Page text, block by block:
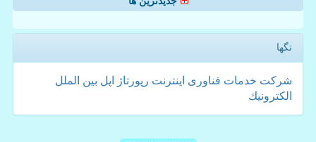
تگها
شركت خدمات فناوری اینترنت رپورتاژ اپل بین الملل
الكترونیك